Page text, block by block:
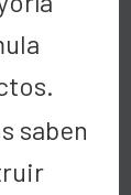
podemos
de
Álvaro
saben